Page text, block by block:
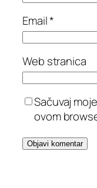
Email*
Web stranica
Sačuvaj
ovom